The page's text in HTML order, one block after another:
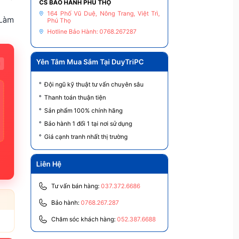
CS BẢO HÀNH PHÚ THỌ
164 Phố Vũ Duệ, Nông Trang, Việt Trì,
Phú Thọ
Hotline Bảo Hành: 0768.267287
Yên Tâm Mua Sắm Tại DuyTriPC
Đội ngũ kỹ thuật tư vấn chuyên sâu
Thanh toán thuận tiện
Sản phẩm 100% chính hãng
Bảo hành 1 đổi 1 tại nơi sử dụng
Giá cạnh tranh nhất thị trường
Liên Hệ
Tư vấn bán hàng: 037.372.6686
Bảo hành: 0768.267.287
Chăm sóc khách hàng: 052.387.6688